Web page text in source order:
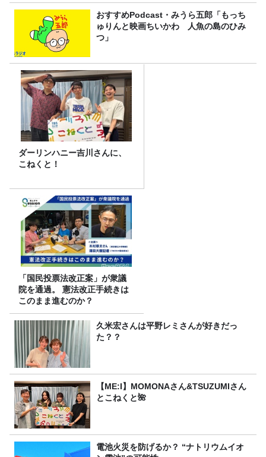
おすすめPodcast・みうら五郎「もっち
ゅりんと映画ちいかわ 人魚の島のひみ
つ」
ダーリンハニー吉川さんに、
こねくと！
「国民投票法改正案」が衆議
院を通過。 憲法改正手続きは
このまま進むのか？
久米宏さんは平野レミさんが好きだっ
た？？
【ME:I】MOMONAさん&TSUZUMIさん
とこねくと🌺
電池火災を防げるか？ “ナトリウムイオ